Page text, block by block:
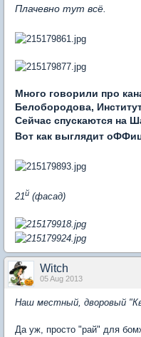
Плачевно тут всё.
Много говорили про
Белобородова,
Сейчас спускаются на
Вот как выглядит
21й (фасад)
Witch
05 Aug 2013
Наш местный, дворовый
Да уж, просто "рай" для